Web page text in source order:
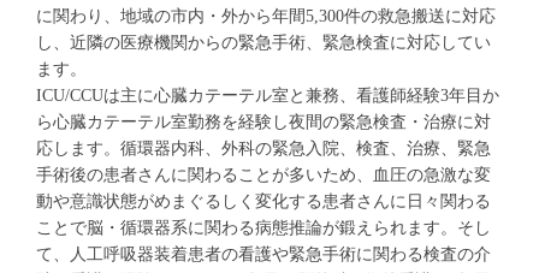
に関わり、地域の市内・外から年間5,300件の救急搬送に対応
し、近隣の医療機関からの緊急手術、緊急検査に対応してい
ます。
ICU/CCUは主に心臓カテーテル室と兼務、看護師経験3年目か
ら心臓カテーテル室勤務を経験し夜間の緊急検査・治療に対
応します。循環器内科、外科の緊急入院、検査、治療、緊急
手術後の患者さんに関わることが多いため、血圧の急激な変
動や意識状態がめまぐるしく変化する患者さんに日々関わる
ことで脳・循環器系に関わる病態推論が鍛えられます。そし
て、人工呼吸器装着患者の看護や緊急手術に関わる検査の介